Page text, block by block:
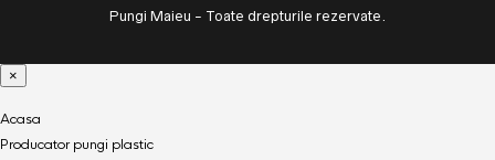
Pungi Maieu - Toate drepturile rezervate.
×
Acasa
Producator pungi plastic